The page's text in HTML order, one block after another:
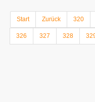
Start Zurück 320
326 327 328